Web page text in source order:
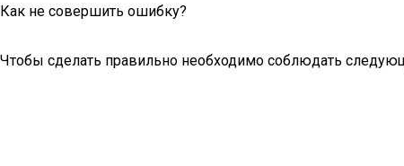
Как не совершить ошибку?
Чтобы сделать правильно необходимо соблюдать